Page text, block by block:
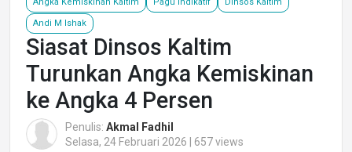
Andi M Ishak
Siasat Dinsos Kaltim
Turunkan Angka Kemiskinan
ke Angka 4 Persen
Penulis: Akmal Fadhil
Selasa, 24 Februari 2026 | 657 views